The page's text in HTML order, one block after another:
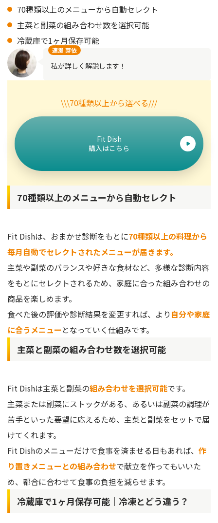
70種類以上のメニューから自動セレクト
主菜と副菜の組み合わせ数を選択可能
冷蔵庫で1ヶ月保存可能
速瀬 芽依
私が詳しく解説します！
\\\70種類以上から選べる///
Fit Dish
購入はこちら
70種類以上のメニューから自動セレクト
Fit Dishは、おまかせ診断をもとに70種類以上の料理から
毎月自動でセレクトされたメニューが届きます。
主菜や副菜のバランスや好きな食材など、多様な診断内容
をもとにセレクトされるため、家庭に合った組み合わせの
商品を楽しめます。
食べた後の評価や診断結果を変更すれば、より 自分や家庭
に合うメニュー となっていく仕組みです。
主菜と副菜の組み合わせ数を選択可能
Fit Dishは主菜と副菜の組み合わせを選択可能です。
主菜または副菜にストックがある、あるいは副菜の調理が
苦手といった要望に応えるため、主菜と副菜をセットで届
けてくれます。
Fit Dishのメニューだけで食事を済ませる日もあれば、 作
り置きメニューとの組み合わせで献立を作ってもいいた
め、都合に合わせて食事の負担を減らせます。
冷蔵庫で1ヶ月保存可能｜冷凍とどう違う？